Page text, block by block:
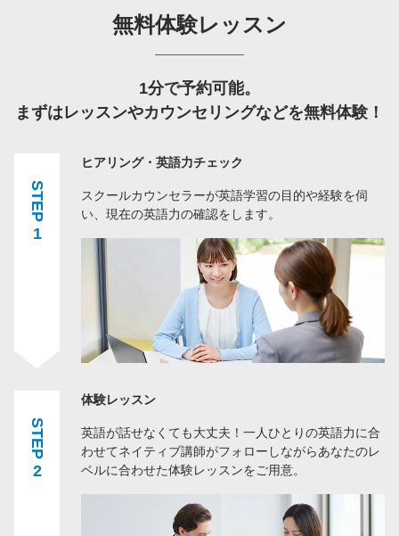
無料体験レッスン
1分で予約可能。
まずはレッスンやカウンセリングなどを無料体験！
STEP
1
ヒアリング・英語力チェック
スクールカウンセラーが英語学習の目的や経験を伺
い、現在の英語力の確認をします。
STEP
2
体験レッスン
英語が話せなくても大丈夫！一人ひとりの英語力に合
わせてネイティブ講師がフォローしながらあなたのレ
ベルに合わせた体験レッスンをご用意。